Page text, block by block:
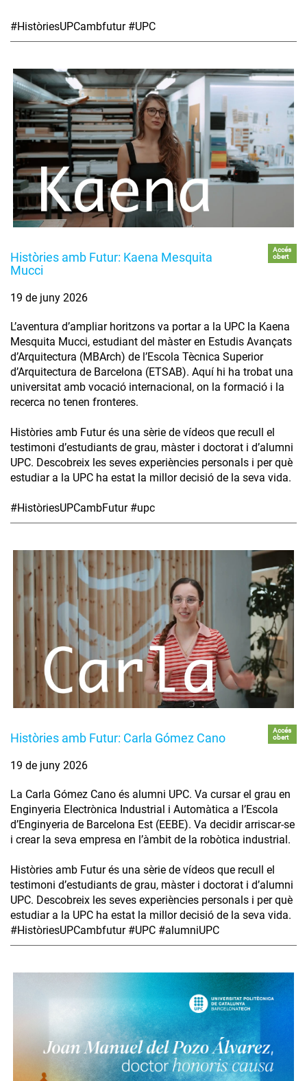
#HistòriesUPCambfutur #UPC
Històries amb Futur: Kaena Mesquita
Mucci
Accés
obert
19 de juny 2026
L’aventura d’ampliar horitzons va portar a la UPC la Kaena
Mesquita Mucci, estudiant del màster en Estudis Avançats
d’Arquitectura (MBArch) de l’Escola Tècnica Superior
d’Arquitectura de Barcelona (ETSAB). Aquí hi ha trobat una
universitat amb vocació internacional, on la formació i la
recerca no tenen fronteres.
Històries amb Futur és una sèrie de vídeos que recull el
testimoni d’estudiants de grau, màster i doctorat i d’alumni
UPC. Descobreix les seves experiències personals i per què
estudiar a la UPC ha estat la millor decisió de la seva vida.
#HistòriesUPCambFutur #upc
Històries amb Futur: Carla Gómez Cano
Accés
obert
19 de juny 2026
La Carla Gómez Cano és alumni UPC. Va cursar el grau en
Enginyeria Electrònica Industrial i Automàtica a l’Escola
d’Enginyeria de Barcelona Est (EEBE). Va decidir arriscar-se
i crear la seva empresa en l’àmbit de la robòtica industrial.
Històries amb Futur és una sèrie de vídeos que recull el
testimoni d’estudiants de grau, màster i doctorat i d’alumni
UPC. Descobreix les seves experiències personals i per què
estudiar a la UPC ha estat la millor decisió de la seva vida.
#HistòriesUPCambfutur #UPC #alumniUPC